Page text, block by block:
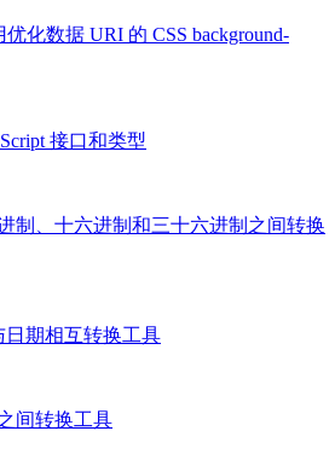
化数据 URI 的 CSS background-
接口和类型
制、十六进制和三十六进制之间转换
日期相互转换工具
间转换工具